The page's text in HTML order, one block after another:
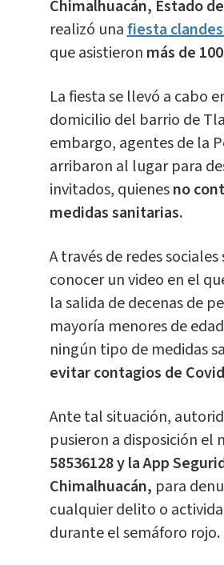
Chimalhuacán, Estado
realizó unafiesta
que asistieron más de
La fiesta se llevó a cabo
domicilio del barrio de
embargo, agentes de la
arribaron al lugar para
invitados, quienesno
medidas sanitarias.
A través de redes sociales
conocer un video en el
la salida de decenas de
mayoría menores de
ningún tipo de medidas
evitar contagios de
Ante tal situación,
pusieron a disposición el
58536128 y la App
Chimalhuacán, para
cualquier delito o
durante el semáforo rojo.